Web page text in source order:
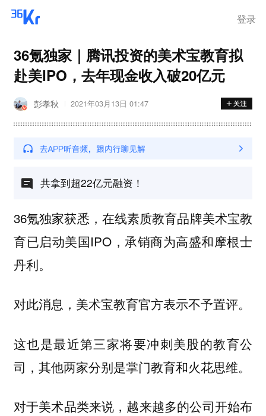
登录
36氪独家｜腾讯投资的美术宝教育拟
赴美IPO，去年现金收入破20亿元
彭孝秋 2021年03月13日 01:47
共拿到超22亿元融资！
36氪独家获悉，在线素质教育品牌美术宝教
育已启动美国IPO，承销商为高盛和摩根士
丹利。
对此消息，美术宝教育官方表示不予置评。
这也是最近第三家将要冲刺美股的教育公
司，其他两家分别是掌门教育和火花思维。
对于美术品类来说，越来越多的公司开始布